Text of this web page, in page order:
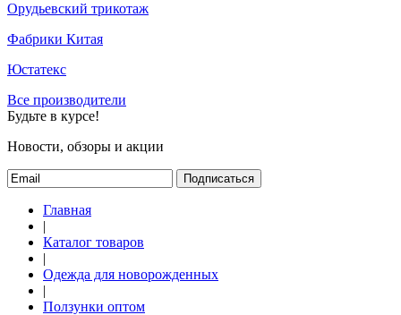
Орудьевский трикотаж
Фабрики Китая
Юстатекс
Все производители
Будьте в курсе!
Новости, обзоры и акции
Подписаться
Главная
|
Каталог товаров
|
Одежда для новорожденных
|
Ползунки оптом